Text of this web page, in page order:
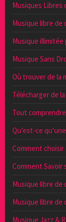
Musiques Libres
Musique libre de
Musique illimitée
Musique Sans
Où trouver de la
Télécharger de
Tout
Qu’est-ce
Comment choisir
Comment Savoir
Musique libre de
Musique libre
Musique Jazz &